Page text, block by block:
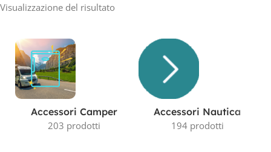
Visualizzazione del risultato
Accessori Camper
203 prodotti
Accessori Nautica
194 prodotti